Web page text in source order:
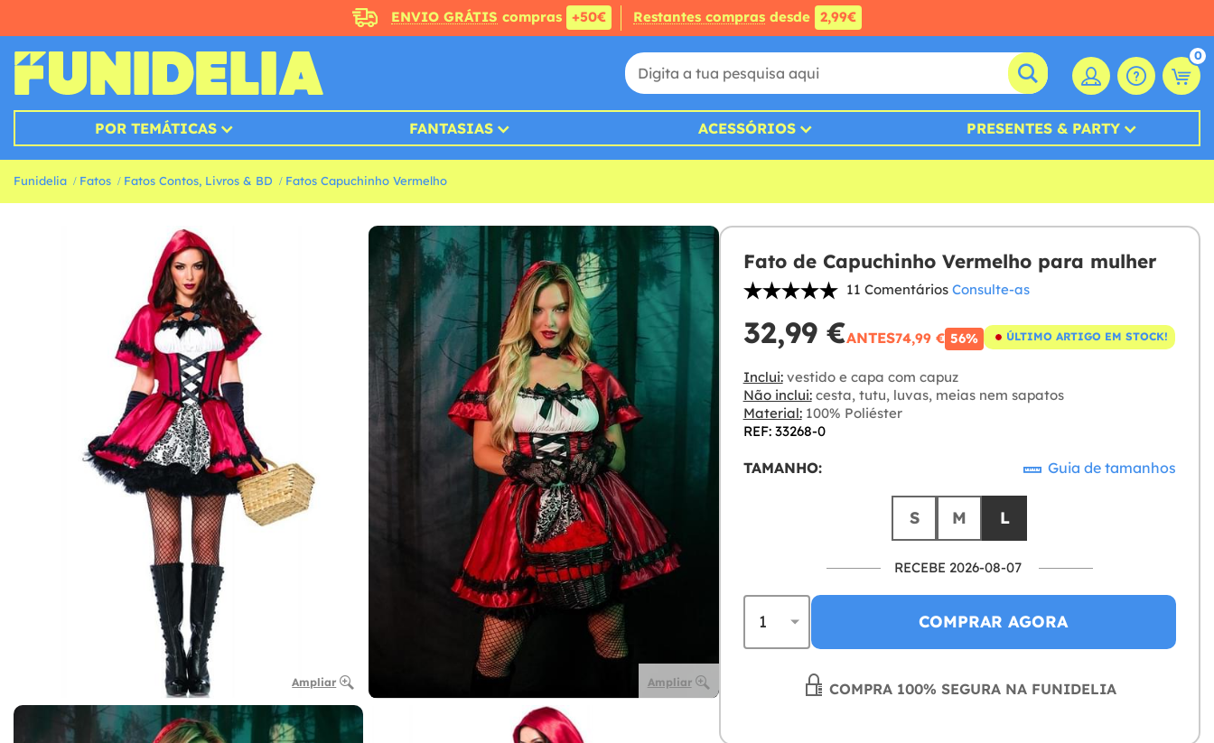
ENVIO GRÁTIS compras +50€ Restantes compras desde 2,99€
0
POR TEMÁTICAS FANTASIAS ACESSÓRIOS PRESENTES & PARTY
Funidelia Fatos Fatos Contos, Livros & BD Fatos Capuchinho Vermelho
Ampliar Ampliar
Fato de Capuchinho Vermelho para mulher
11 Comentários Consulte-as
32,99 €ANTES74,99 € 56% ÚLTIMO ARTIGO EM STOCK!
Inclui:vestido e capa com capuz
Não inclui:cesta, tutu, luvas, meias nem sapatos
Material:100% Poliéster
REF: 33268-0
TAMANHO: Guia de tamanhos
S M L
RECEBE 2026-08-07
COMPRAR AGORA
COMPRA 100% SEGURA NA FUNIDELIA